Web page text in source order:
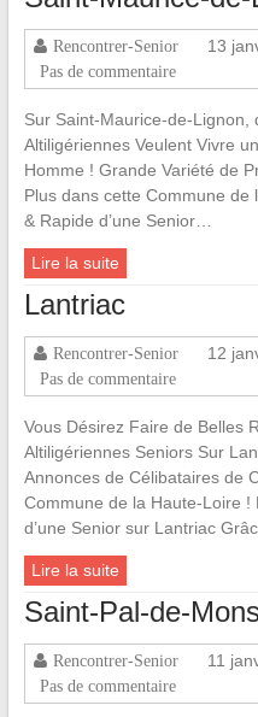
Rencontrer-Senior 13
Pas de commentaire
Sur Saint-Maurice-de-
Altiligériennes Veulent Vivre
Homme ! Grande Variété de
Plus dans cette Commune
& Rapide d’une Senior…
Lire la suite
Lantriac
Rencontrer-Senior 12
Pas de commentaire
Vous Désirez Faire de Belles
Altiligériennes Seniors Sur
Annonces de Célibataires de
Commune de la Haute-Loire
d’une Senior sur Lantriac
Lire la suite
Saint-Pal-de-Mons
Rencontrer-Senior 11
Pas de commentaire